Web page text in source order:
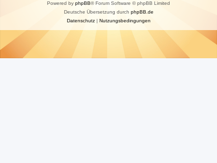
Powered by phpBB® Forum Software © phpBB Limited
Deutsche Übersetzung durch phpBB.de
Datenschutz| Nutzungsbedingungen